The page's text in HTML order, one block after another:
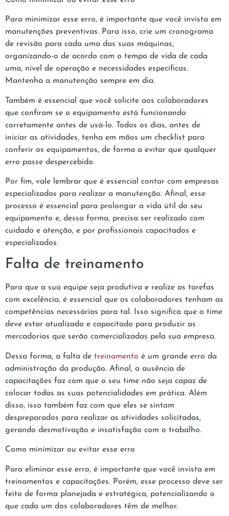
Para minimizar esse erro, é importante que você invista em
manutenções preventivas. Para isso, crie um cronograma
de revisão para cada uma das suas máquinas,
organizando-o de acordo com o tempo de vida de cada
uma, nível de operação e necessidades específicas.
Mantenha a manutenção sempre em dia.
Também é essencial que você solicite aos colaboradores
que confiram se o equipamento está funcionando
corretamente antes de usá-lo. Todos os dias, antes de
iniciar as atividades, tenha em mãos um checklist para
conferir os equipamentos, de forma a evitar que qualquer
erro passe despercebido.
Por fim, vale lembrar que é essencial contar com empresas
especializadas para realizar a manutenção. Afinal, esse
processo é essencial para prolongar a vida útil do seu
equipamento e, dessa forma, precisa ser realizado com
cuidado e atenção, e por profissionais capacitados e
especializados.
Falta de treinamento
Para que a sua equipe seja produtiva e realize as tarefas
com excelência, é essencial que os colaboradores tenham as
competências necessárias para tal. Isso significa que o time
deve estar atualizado e capacitado para produzir as
mercadorias que serão comercializadas pela sua empresa.
Dessa forma, a falta de treinamento é um grande erro da
administração da produção. Afinal, a ausência de
capacitações faz com que o seu time não seja capaz de
colocar todas as suas potencialidades em prática. Além
disso, isso também faz com que eles se sintam
despreparados para realizar as atividades solicitadas,
gerando desmotivação e insatisfação com o trabalho.
Como minimizar ou evitar esse erro
Para eliminar esse erro, é importante que você invista em
treinamentos e capacitações. Porém, esse processo deve ser
feito de forma planejada e estratégica, potencializando o
que cada um dos colaboradores têm de melhor.